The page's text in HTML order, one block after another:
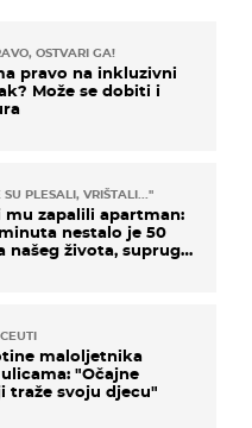
OSTVARI GA!
pravo na inkluzivni
Može se dobiti i
PLESALI, VRIŠTALI..."
mu zapalili apartman:
nestalo je 50
našeg života, supruga
maloljetnika
"Očajne
traže svoju djecu"